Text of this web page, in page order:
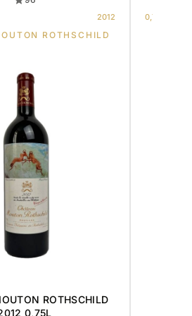
2012
ROTHSCHILD
ROTHSCHILD
0,75L
0,75